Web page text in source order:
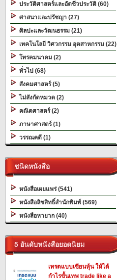
ประวัติศาสตร์และอัตชีวประวัติ (60)
ศาสนาและปรัชญา (27)
ศิลปะและวัฒนธรรม (21)
เทคโนโลยี วิศวกรรม อุตสาหกรรม (22)
โทรคมนาคม (2)
ทั่วไป (68)
สังคมศาสตร์ (5)
ไม่สังกัดหมวด (2)
คณิตศาสตร์ (2)
ภาษาศาสตร์ (1)
วรรณคดี (1)
ชนิดหนังสือ
หนังสือเผยแพร่ (541)
หนังสือลิขสิทธิ์สำนักพิมพ์ (569)
หนังสือหายาก (40)
5 อันดับหนังสือยอดนิยม
เทรดแบบเซียนหุ้น ให้ได้
กำไรขั้นเทพ trade like a